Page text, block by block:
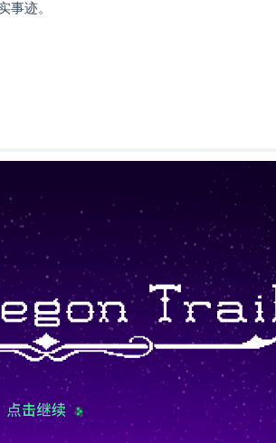
事迹。